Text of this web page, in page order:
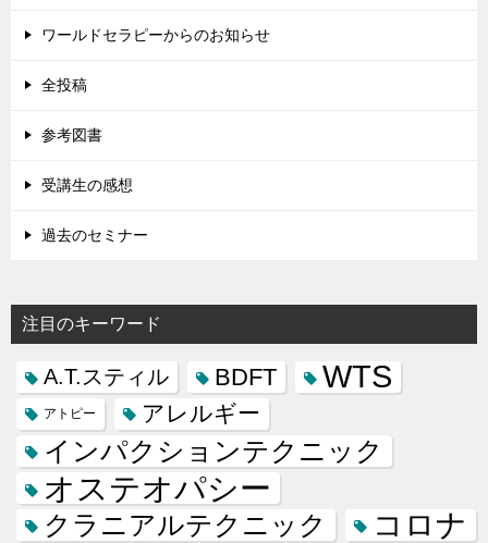
ワールドセラピーからのお知らせ
全投稿
参考図書
受講生の感想
過去のセミナー
注目のキーワード
A.T.スティル BDFT WTS
アトピー アレルギー
インパクションテクニック
オステオパシー
クラニアルテクニック コロナ